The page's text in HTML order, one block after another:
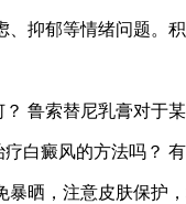
、抑郁等情绪问题。
鲁索替尼乳膏对于
白癜风的方法吗？
晒，注意皮肤保护